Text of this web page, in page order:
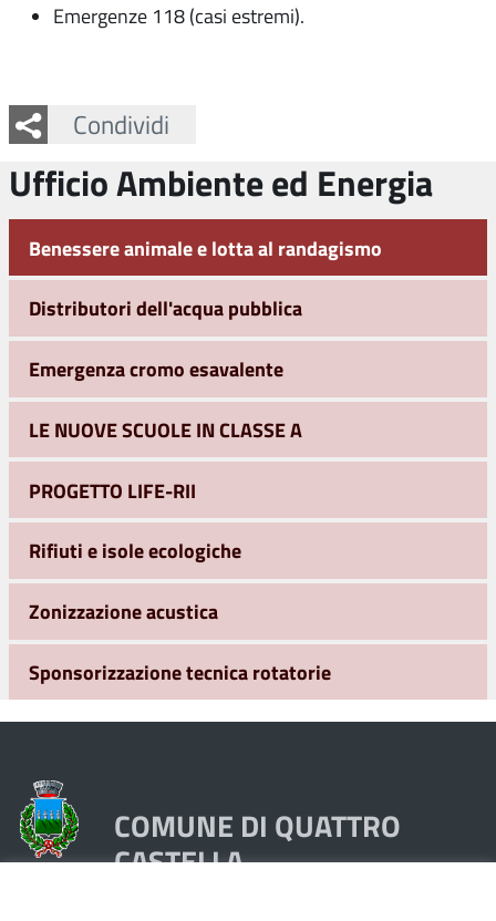
Emergenze 118 (casi estremi).
Condividi
Facebook
Twitter
Whatsapp
Ufficio Ambiente ed Energia
Benessere animale e lotta al randagismo
Distributori dell'acqua pubblica
Emergenza cromo esavalente
LE NUOVE SCUOLE IN CLASSE A
PROGETTO LIFE-RII
Rifiuti e isole ecologiche
Zonizzazione acustica
Sponsorizzazione tecnica rotatorie
COMUNE DI QUATTRO
CASTELLA